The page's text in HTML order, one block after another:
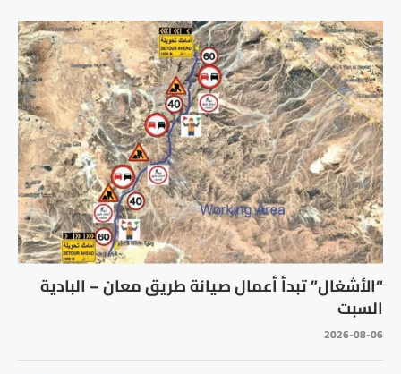
“الأشغال” تبدأ أعمال صيانة طريق معان – البادية
السبت
2026-08-06